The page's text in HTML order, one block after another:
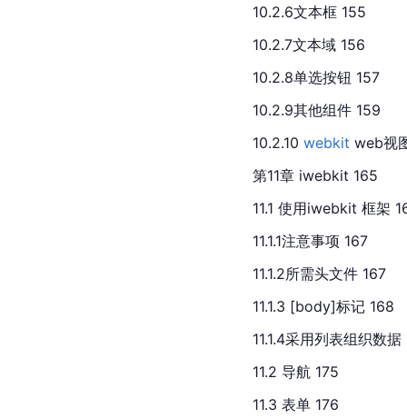
10.2.6文本框 155
10.2.7文本域 156
10.2.8单选按钮 157
10.2.9其他组件 159
10.2.10 webkit web视
第11章 iwebkit 165
11.1 使用iwebkit 框架
11.1.1注意事项 167
11.1.2所需头文件 167
11.1.3 [body]标记 168
11.1.4采用列表组织数据
11.2 导航 175
11.3 表单 176